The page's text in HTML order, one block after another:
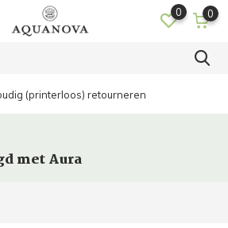
0 0
(printerloos) retourneren
met Aura